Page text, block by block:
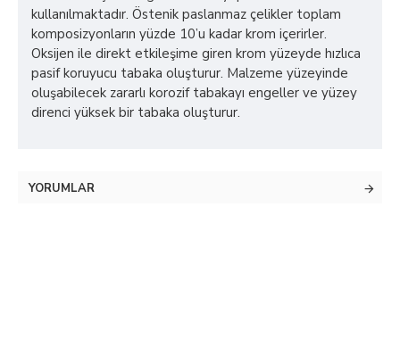
kullanılmaktadır. Östenik paslanmaz çelikler toplam
komposizyonların yüzde 10’u kadar krom içerirler.
Oksijen ile direkt etkileşime giren krom yüzeyde hızlıca
pasif koruyucu tabaka oluşturur. Malzeme yüzeyinde
oluşabilecek zararlı korozif tabakayı engeller ve yüzey
direnci yüksek bir tabaka oluşturur.
YORUMLAR